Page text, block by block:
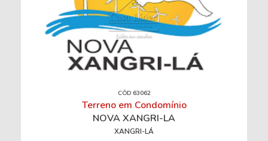
CÓD 63062
Terreno em Condomínio
NOVA XANGRI-LÁ
XANGRI-LÁ